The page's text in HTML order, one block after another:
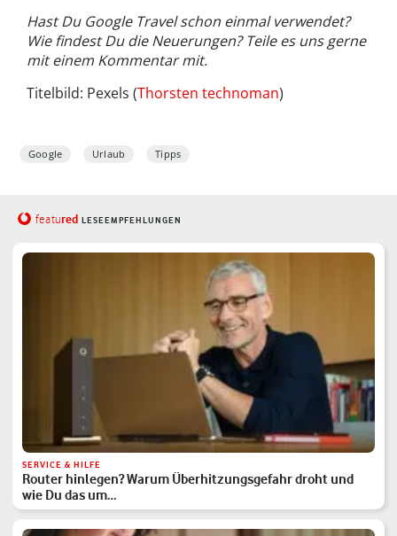
Hast Du Google Travel schon einmal verwendet?
Wie findest Du die Neuerungen? Teile es uns gerne
mit einem Kommentar mit.
Titelbild: Pexels (Thorsten technoman)
Google Urlaub Tipps
featured LESEEMPFEHLUNGEN
SERVICE & HILFE
Router hinlegen? Warum Überhitzungsgefahr droht und
wie Du das um…